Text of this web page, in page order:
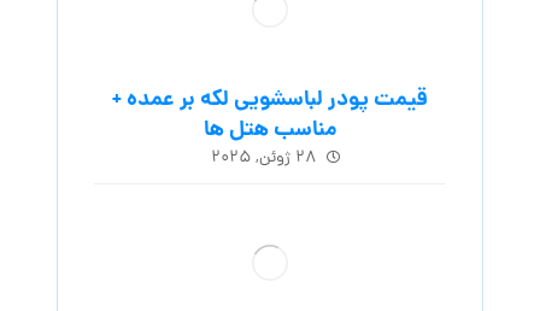
قیمت پودر لباسشویی لکه بر عمده +
مناسب هتل ها
۲۸ ژوئن, ۲۰۲۵